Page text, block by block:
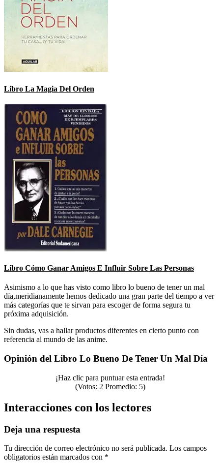
Libro La Magia Del Orden
Libro Cómo Ganar Amigos E Influir Sobre Las Personas
Asimismo a lo que has visto como libro lo bueno de tener un mal
día,meridianamente hemos dedicado una gran parte del tiempo a ver
más categorías que te sirvan para escoger de forma segura tu
próxima adquisición.
Sin dudas, vas a hallar productos diferentes en cierto punto con
referencia al mundo de las anime.
Opinión del Libro Lo Bueno De Tener Un Mal Día
¡Haz clic para puntuar esta entrada!
(Votos: 2 Promedio: 5)
Interacciones con los lectores
Deja una respuesta
Tu dirección de correo electrónico no será publicada. Los campos
obligatorios están marcados con *